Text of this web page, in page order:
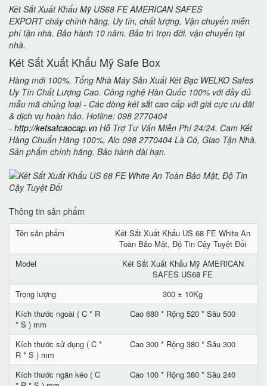
Két Sắt Xuất Khẩu Mỹ US68 FE AMERICAN SAFES
EXPORT cháy chính hãng, Uy tín, chất lượng, Vận chuyển miễn
phí tận nhà. Bảo hành 10 năm. Bảo trì trọn đời. vận chuyển tại
nhà.
Két Sắt Xuất Khẩu Mỹ Safe Box
Hàng mới 100%. Tổng Nhà Máy Sản Xuất Két Bạc WELKO Safes
Uy Tín Chất Lượng Cao. Công nghệ Hàn Quốc 100% với đầy đủ
mẫu mã chủng loại - Các dòng két sắt cao cấp với giá cực ưu đãi
& dịch vụ hoàn hảo. Hotline: 098 2770404
- http://ketsatcaocap.vn Hỗ Trợ Tư Vấn Miễn Phí 24/24. Cam Kết
Hàng Chuẩn Hãng 100%, Alo 098 2770404 Là Có, Giao Tận Nhà.
Sản phẩm chính hãng. Bảo hành dài hạn.
Thông tin sản phẩm
Tên sản phẩm
Két Sắt Xuất Khẩu US 68 FE White An
Toàn Bảo Mật, Độ Tin Cậy Tuyệt Đối
Model
Két Sắt Xuất Khẩu Mỹ AMERICAN
SAFES US68 FE
Trọng lượng
300 ± 10Kg
Kích thước ngoài ( C * R
* S ) mm
Cao 680 * Rộng 520 * Sâu 500
Kích thước sử dụng ( C *
R * S ) mm
Cao 300 * Rộng 380 * Sâu 300
Kích thước ngăn kéo ( C
Cao 100 * Rộng 380 * Sâu 240